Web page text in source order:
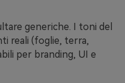
generiche. I toni del
reali (foglie, terra,
per branding, UI e